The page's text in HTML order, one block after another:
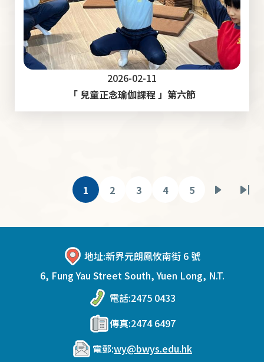
2026-02-11
「 兒童正念瑜伽課程 」第六節
目
頁
1
頁
2
頁
3
頁
4
頁
5
頁
地址:新界元朗鳳攸南街 6 號
6, Fung Yau Street South, Yuen Long, N.T.
電話:2475 0433
傳真:2474 6497
電郵:wy@bwys.edu.hk